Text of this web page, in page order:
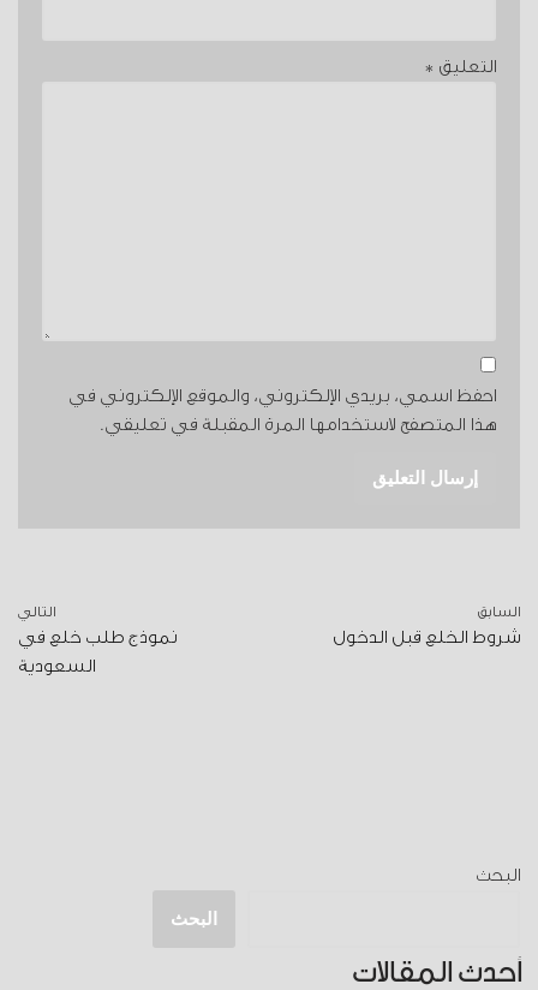
التعليق *
احفظ اسمي، بريدي الإلكتروني، والموقع الإلكتروني في
هذا المتصفح لاستخدامها المرة المقبلة في تعليقي.
السابق
شروط الخلع قبل الدخول
التالي
نموذج طلب خلع في
السعودية
البحث
البحث
أحدث المقالات